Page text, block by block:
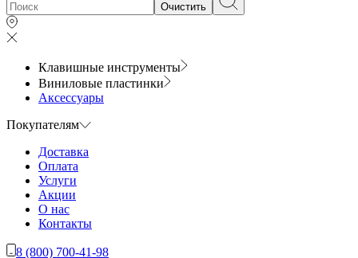
Очистить
Клавишные инструменты
Виниловые пластинки
Аксессуары
Покупателям
Доставка
Оплата
Услуги
Акции
О нас
Контакты
8 (800) 700-41-98